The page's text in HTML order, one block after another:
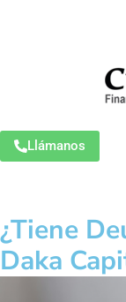
Llámanos
¿Tiene
Daka